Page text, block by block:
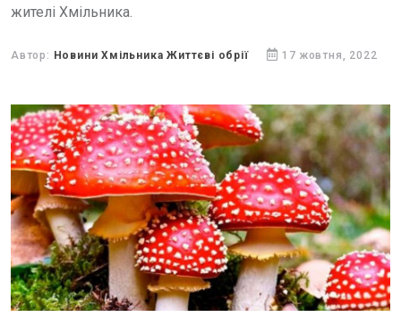
жителі Хмільника.
Автор: Новини Хмільника Життєві обрії 17 жовтня, 2022